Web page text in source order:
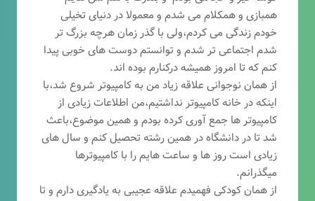
همبازی و همکلام می شدم و معمولا در دنیای تخیلی
خودم زندگی می کردم،ولی با گذر زمان هرچه بزرگ تر
شدم اجتماعی تر شدم و توانستم دوست های خوبی پیدا
کنم که تا امروز همیشه درکنارم بوده اند.
از همان نوجوانی علاقه زیاد من به کامپیوتر شروع شد،با
اینکه در خانه کامپیوتر نداشتیم،من اطلاعات زیادی از
کامپیوتر ها جمع آوری کرده بودم و همین موضوع،باعث
شد تا در دانشگاه در همین رشته تحصیل کنم و سال های
زیادی است روز ها و ساعت هایم را با کامپیوترها
میگذرانم.
از همان کودکی فهمیدم علاقه عجیبی به یادگیری دارم و تا